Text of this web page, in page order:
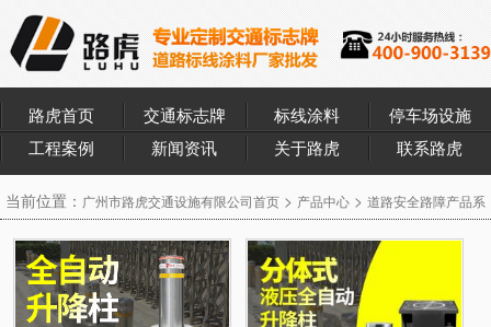
路虎首页 交通标志牌 标线涂料
停车场设施
工程案例
新闻资讯 关于路虎 联系路虎
当前位置： 广州市路虎交通设施有限公司首页 > 产品中心 > 道路安全路障产品系